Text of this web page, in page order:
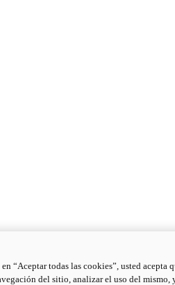
“Aceptar todas las cookies”, usted acepta
del sitio, analizar el uso del mismo,